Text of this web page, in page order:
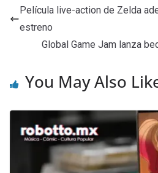
Película live-action de Zelda
estreno
Global Game Jam lanza
You May Also